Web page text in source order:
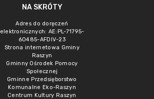
NA SKRÓTY
Adres do doręczeń
elektronicznych: AE:PL-71795-
60485-AFDIV-23
Strona internetowa Gminy
Raszyn
Gminny Ośrodek Pomocy
Społecznej
Gminne Przedsięborstwo
Komunalne Eko-Raszyn
Centrum Kultury Raszyn